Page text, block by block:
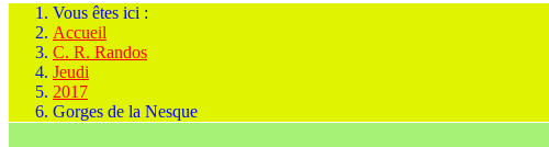
Vous êtes ici :
Accueil
C. R. Randos
Jeudi
2017
Gorges de la Nesque